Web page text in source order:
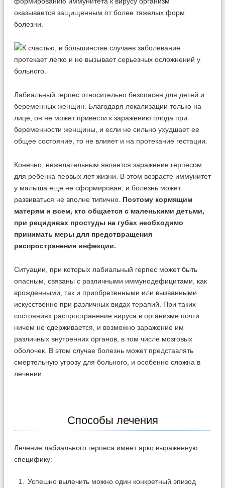
оказывается защищенным от более тяжелых форм
болезни.
Лабиальный герпес относительно безопасен для детей и
беременных женщин. Благодаря локализации только на
лице, он не может привести к заражению плода при
беременности женщины, и если не сильно ухудшает ее
общее состояние, то не влияет и на протекание гестации.
Конечно, нежелательным является заражение герпесом
для ребенка первых лет жизни. В этом возрасте иммунитет
у малыша еще не сформирован, и болезнь может
развиваться не вполне типично. Поэтому кормящим
матерям и всем, кто общается с маленькими детьми,
при рецидивах простуды на губах необходимо
принимать меры для предотвращения
распространения инфекции.
Ситуации, при которых лабиальный герпес может быть
опасным, связаны с различными иммунодефицитами, как
врожденными, так и приобретенными или вызванными
искусственно при различных видах терапий. При таких
состояниях распространение вируса в организме почти
ничем не сдерживается, и возможно заражение им
различных внутренних органов, в том числе мозговых
оболочек. В этом случае болезнь может представлять
смертельную угрозу для больного, и особенно сложна в
лечении.
Способы лечения
Лечение лабиального герпеса имеет ярко выраженную
специфику:
Успешно вылечить можно один конкретный эпизод